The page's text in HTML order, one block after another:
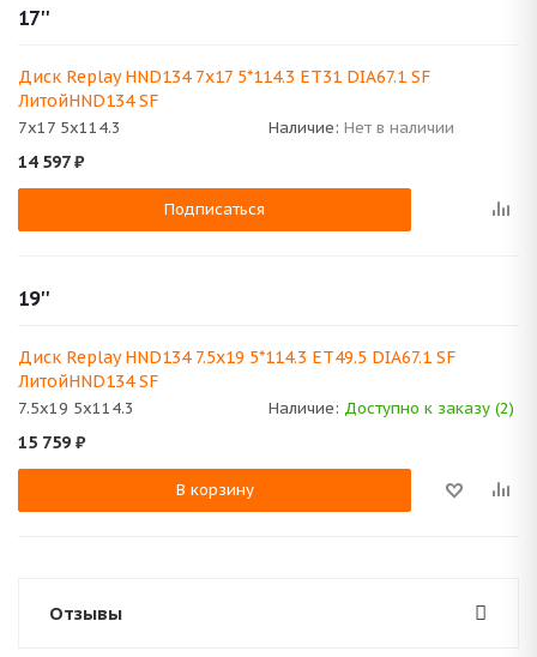
17''
Диск Replay HND134 7x17 5*114.3 ET31 DIA67.1 SF
ЛитойHND134 SF
7x17 5x114.3 Наличие: Нет в наличии
14 597₽
Подписаться
19''
Диск Replay HND134 7.5x19 5*114.3 ET49.5 DIA67.1 SF
ЛитойHND134 SF
7.5x19 5x114.3 Наличие: Доступно к заказу (2)
15 759 ₽
В корзину
Отзывы